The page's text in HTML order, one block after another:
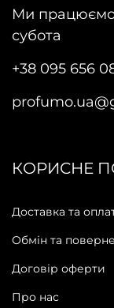
Ми працюємо
субота
+38 095 656
КОРИСНЕ
Доставка та
Обмін та
Договір оферти
Про нас